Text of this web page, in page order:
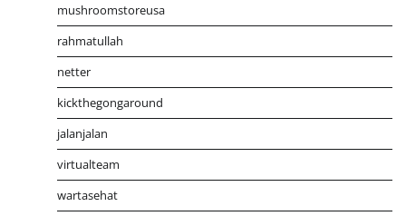
mushroomstoreusa
rahmatullah
netter
kickthegongaround
jalanjalan
virtualteam
wartasehat